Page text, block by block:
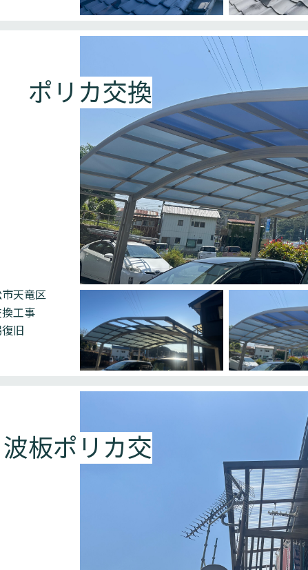
ポリカ交換
天竜区
換工事
旧
板ポリカ交